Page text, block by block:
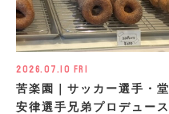
2026.07.10 Fri
苦楽園｜サッカー選手・堂
安律選手兄弟プロデュース